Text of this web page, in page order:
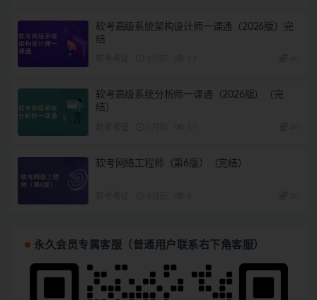
软考高级系统架构设计师一课通（2026版）完
结
软考高级系统分析师一课通（2026版）（完
结）
软考网络工程师（第6版）（完结）
永久会员专属客服（普通用户联系右下角客服）